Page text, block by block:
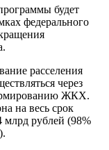
будет
федерального
расселения
через
ЖКХ.
на весь срок
млрд рублей (98%